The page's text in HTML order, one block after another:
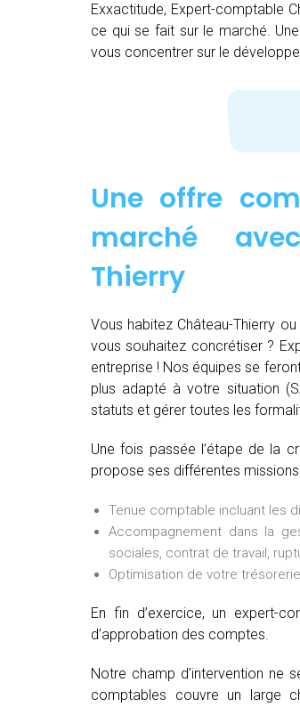
Exxactitude, Expert-comptable
ce qui se fait sur le marché.
vous concentrer sur le
Une offre
marché
Thierry
Vous habitez Château-Thierry
vous souhaitez concrétiser ?
entreprise ! Nos équipes se
plus adapté à votre situation
statuts et gérer toutes les
Une fois passée l’étape de la
propose ses différentes
Tenue comptable incluant les
Accompagnement dans la
sociales, contrat de travail,
Optimisation de votre
En fin d’exercice, un expert-
d’approbation des comptes.
Notre champ d’intervention ne
comptables couvre un large